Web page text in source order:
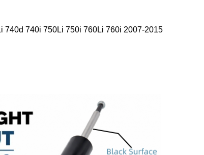
740d 740i 750Li 750i 760Li 760i 2007-2015